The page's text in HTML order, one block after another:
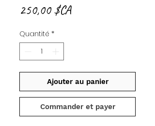
250,00 $CAPrix
Quantité *
Ajouter au panier
Commander et payer